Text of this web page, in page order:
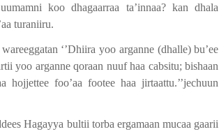
koo dhagaarraa ta’innaa? kan dhala
turaniiru.
‘’Dhiira yoo arganne (dhalle) bu’ee
yoo arganne qoraan nuuf haa cabsitu; bishaan
foo’aa footee haa jirtaattu.’’jechuun
Hagayya bultii torba ergamaan mucaa gaarii